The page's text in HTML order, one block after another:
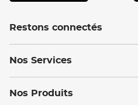
Restons connectés
Nos Services
Nos Produits